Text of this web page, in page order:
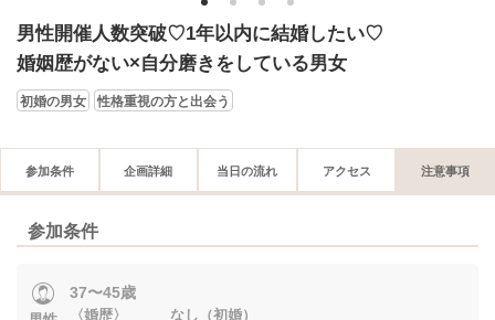
1 2 3 4
男性開催人数突破♡1年以内に結婚したい♡
婚姻歴がない×自分磨きをしている男女
初婚の男女 性格重視の方と出会う
参加条件 企画詳細 当日の流れ アクセス 注意事項
参加条件
37〜45歳
〈婚歴〉 なし（初婚）